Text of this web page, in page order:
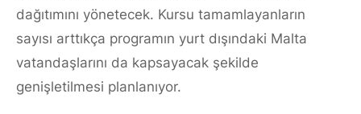
dağıtımını yönetecek. Kursu tamamlayanların
sayısı arttıkça programın yurt dışındaki Malta
vatandaşlarını da kapsayacak şekilde
genişletilmesi planlanıyor.